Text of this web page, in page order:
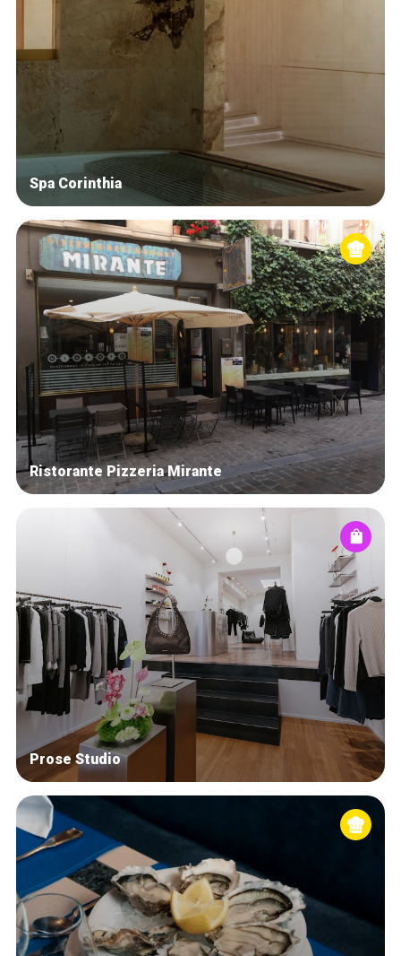
Spa Corinthia
Ristorante Pizzeria Mirante
Prose Studio